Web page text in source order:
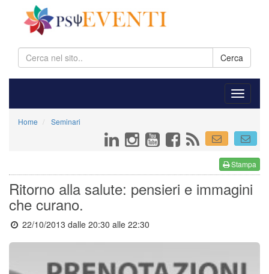
Cerca
Home Seminari
Stampa
Ritorno alla salute: pensieri e immagini
che curano.
22/10/2013 dalle 20:30 alle 22:30